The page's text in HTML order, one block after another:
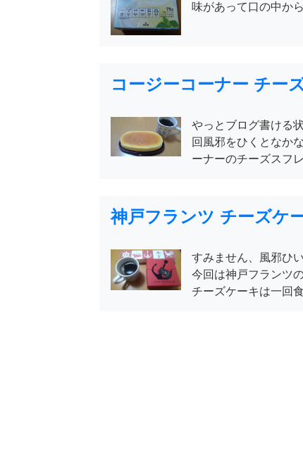
味があって口の中か
コージーコーナー チー
やっとブログ書ける
回風邪をひくとなか
ーナーのチーズスフ
神戸フランツ チーズケ
すみません、風邪ひ
今回は神戸フランツ
チーズケーキは一回